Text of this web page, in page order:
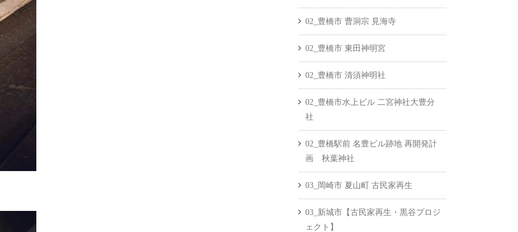
02_豊橋市 曹洞宗 見海寺
02_豊橋市 東田神明宮
02_豊橋市 清須神明社
02_豊橋市水上ビル 二宮神社大豊分
社
02_豊橋駅前 名豊ビル跡地 再開発計
画 秋葉神社
03_岡崎市 夏山町 古民家再生
03_新城市【古民家再生・黒谷プロジ
ェクト】